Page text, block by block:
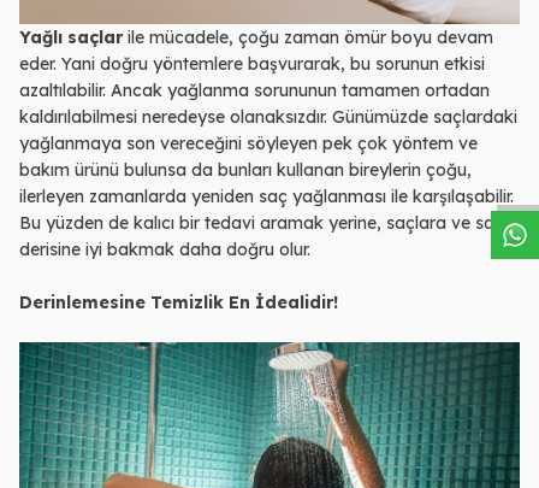
WhasappDesteHatt
Yağlı saçlarile mücadele, çoğu zaman ömür boyu devam
eder. Yani doğru yöntemlere başvurarak, bu sorunun etkisi
azaltılabilir. Ancak yağlanma sorununun tamamen ortadan
kaldırılabilmesi neredeyse olanaksızdır. Günümüzde saçlardaki
yağlanmaya son vereceğini söyleyen pek çok yöntem ve
bakım ürünü bulunsa da bunları kullanan bireylerin çoğu,
ilerleyen zamanlarda yeniden saç yağlanması ile karşılaşabilir.
Bu yüzden de kalıcı bir tedavi aramak yerine, saçlara ve saç
derisine iyi bakmak daha doğru olur.
Derinlemesine Temizlik En İdealidir!